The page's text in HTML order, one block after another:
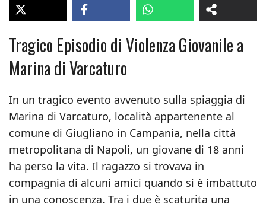
Tragico Episodio di Violenza Giovanile a
Marina di Varcaturo
In un tragico evento avvenuto sulla spiaggia di
Marina di Varcaturo, località appartenente al
comune di Giugliano in Campania, nella città
metropolitana di Napoli, un giovane di 18 anni
ha perso la vita. Il ragazzo si trovava in
compagnia di alcuni amici quando si è imbattuto
in una conoscenza. Tra i due è scaturita una